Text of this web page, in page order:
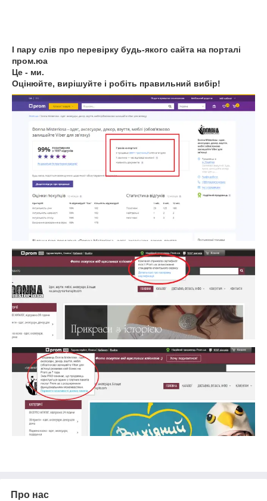
І пару слів про перевірку будь-якого сайта на порталі
пром.юа
Це - ми.
Оцінюйте, вирішуйте і робіть правильний вибір!
Про нас